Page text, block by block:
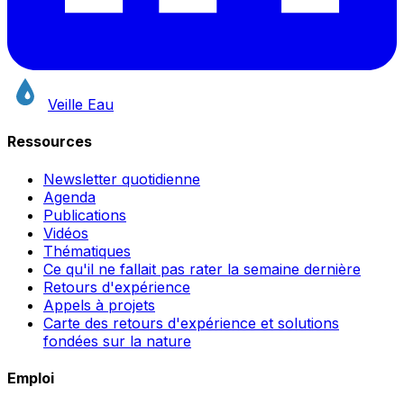
Veille Eau
Ressources
Newsletter quotidienne
Agenda
Publications
Vidéos
Thématiques
Ce qu'il ne fallait pas rater la semaine dernière
Retours d'expérience
Appels à projets
Carte des retours d'expérience et solutions
fondées sur la nature
Emploi